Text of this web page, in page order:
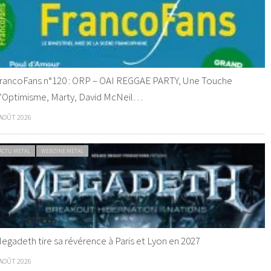
n°120 : ORP – OAI REGGAE PARTY, Une Touche
Marty, David McNeil…
2026
METAL WEBZINE METAL
tire sa révérence à Paris et Lyon en 2027
2026